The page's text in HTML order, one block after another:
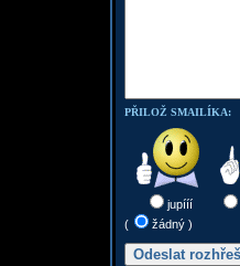
PŘILOŽ SMAILÍKA:
jupííí
(
žádný )